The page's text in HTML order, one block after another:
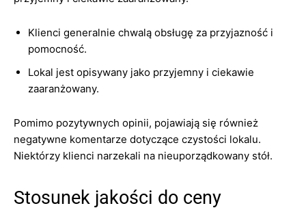
Klienci generalnie chwalą obsługę za przyjazność i
pomocność.
Lokal jest opisywany jako przyjemny i ciekawie
zaaranżowany.
Pomimo pozytywnych opinii, pojawiają się również
negatywne komentarze dotyczące czystości lokalu.
Niektórzy klienci narzekali na nieuporządkowany stół.
Stosunek jakości do ceny